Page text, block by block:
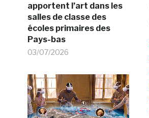
apportent l’art dans les
salles de classe des
écoles primaires des
Pays-bas
03/07/2026